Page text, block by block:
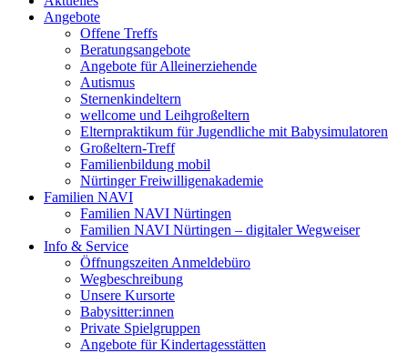
Angebote
Offene Treffs
Beratungsangebote
Angebote für Alleinerziehende
Autismus
Sternenkindeltern
wellcome und Leihgroßeltern
Elternpraktikum für Jugendliche mit Babysimulatoren
Großeltern-Treff
Familienbildung mobil
Nürtinger Freiwilligenakademie
Familien NAVI
Familien NAVI Nürtingen
Familien NAVI Nürtingen – digitaler Wegweiser
Info & Service
Öffnungszeiten Anmeldebüro
Wegbeschreibung
Unsere Kursorte
Babysitter:innen
Private Spielgruppen
Angebote für Kindertagesstätten